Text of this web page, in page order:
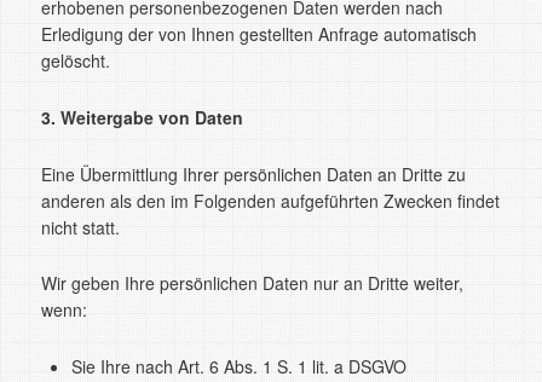
erhobenen personenbezogenen Daten werden nach
Erledigung der von Ihnen gestellten Anfrage automatisch
gelöscht.
3. Weitergabe von Daten
Eine Übermittlung Ihrer persönlichen Daten an Dritte zu
anderen als den im Folgenden aufgeführten Zwecken findet
nicht statt.
Wir geben Ihre persönlichen Daten nur an Dritte weiter,
wenn:
Sie Ihre nach Art. 6 Abs. 1 S. 1 lit. a DSGVO